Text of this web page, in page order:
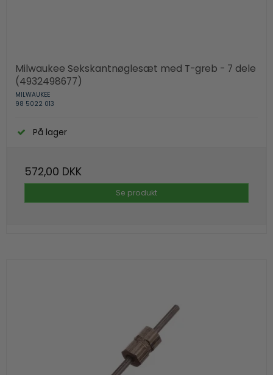
Milwaukee Sekskantnøglesæt med T-greb - 7 dele
(4932498677)
MILWAUKEE
98 5022 013
På lager
572,00 DKK
Se produkt